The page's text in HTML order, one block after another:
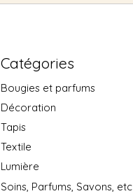
Catégories
Bougies et parfums
Décoration
Tapis
Textile
Lumière
Soins, Parfums, Savons, etc